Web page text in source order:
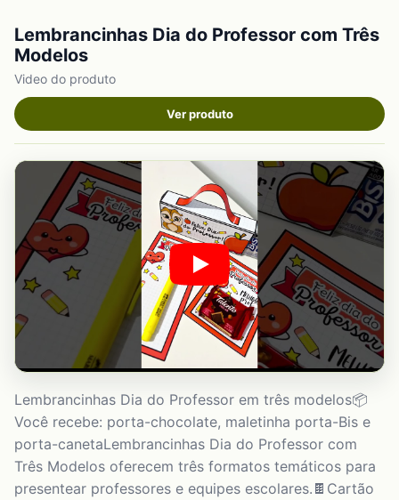
Lembrancinhas Dia do Professor com Três
Modelos
Video do produto
Ver produto
Lembrancinhas Dia do Professor em três modelos📦
Você recebe: porta-chocolate, maletinha porta-Bis e
porta-canetaLembrancinhas Dia do Professor com
Três Modelos oferecem três formatos temáticos para
presentear professores e equipes escolares.🍫Cartão